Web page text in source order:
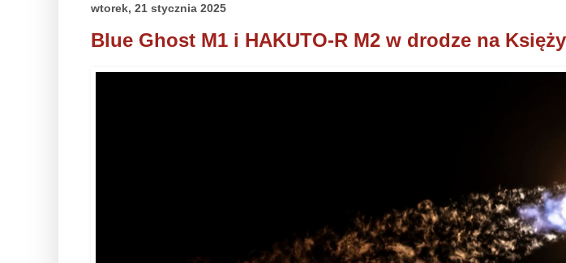
wtorek, 21 stycznia 2025
Blue Ghost M1 i HAKUTO-R M2 w drodze na